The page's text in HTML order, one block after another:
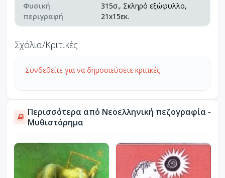
Φυσική
περιγραφή
315σ., Σκληρό εξώφυλλο,
21x15εκ.
Σχόλια/Κριτικές
Συνδεθείτε για να δημοσιεύσετε κριτικές
Περισσότερα από Νεοελληνική πεζογραφία -
Μυθιστόρημα